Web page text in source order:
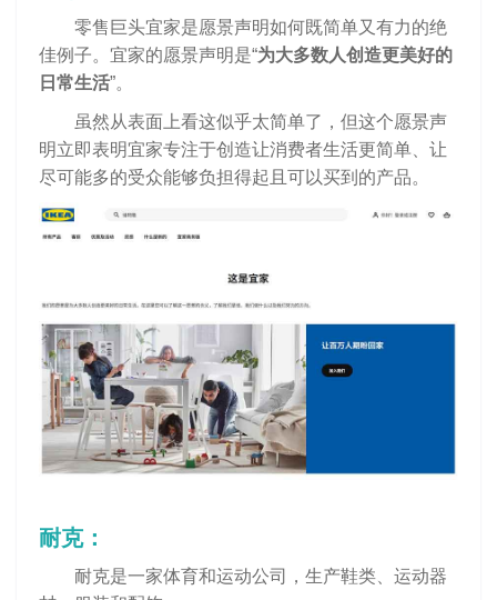
零售巨头宜家是愿景声明如何既简单又有力的绝
佳例子。宜家的愿景声明是“为大多数人创造更美好的
日常生活”。
虽然从表面上看这似乎太简单了，但这个愿景声
明立即表明宜家专注于创造让消费者生活更简单、让
尽可能多的受众能够负担得起且可以买到的产品。
耐克：
耐克是一家体育和运动公司，生产鞋类、运动器